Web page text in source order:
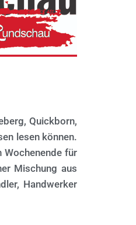
Quickborn,
lesen können.
für
Mischung aus
Handwerker